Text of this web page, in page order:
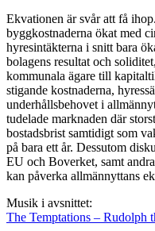
Ekvationen är svår att få
byggkostnaderna ökat med
hyresintäkterna i snitt bara
bolagens resultat och
kommunala ägare till
stigande kostnaderna,
underhållsbehovet i
tudelade marknaden där
bostadsbrist samtidigt som
på bara ett år. Dessutom
EU och Boverket, samt
kan påverka allmännyttans
Musik i avsnittet:
The Temptations – Rudolph